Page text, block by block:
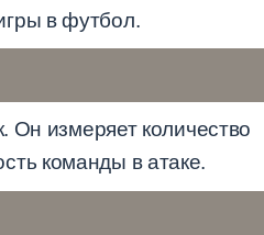
в футбол.
Он измеряет количество
команды в атаке.